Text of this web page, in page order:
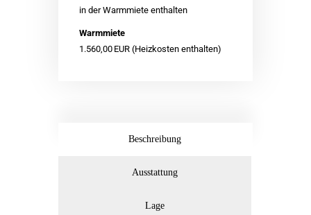
in der Warmmiete enthalten
Warmmiete
1.560,00 EUR (Heizkosten enthalten)
Beschreibung
Ausstattung
Lage